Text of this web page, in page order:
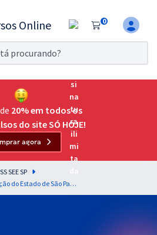
0
grátis por 7 dias!
para o Exame da
para as principais
20% em todos os
do site SÓ HOJE!
agora
SEE SP
PSS SEE SP - Secretaria da Educação do Estado de São Paulo (Temporário) - Professor de Ensino Fundamental e Ensino Médio – Matemática (Pós-Edital)